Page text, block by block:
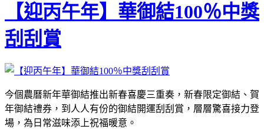
【迎丙午年】華御結100％中獎
刮刮賞
今個農曆新年華御結推出新春喜慶三重奏，新春限定御結、賀
年御結禮券，到人人有份的御結開運刮刮賞，層層驚喜接力登
場，為日常滋味添上祝福暖意。